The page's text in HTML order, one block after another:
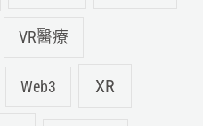
VR醫療
Web3 XR